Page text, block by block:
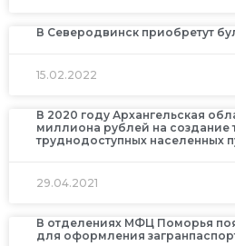
В Северодвинск приобретут
15.02.2022
В 2020 году Архангельская
миллиона рублей на создание
труднодоступных населенных
29.04.2021
В отделениях МФЦ Поморья
для оформления